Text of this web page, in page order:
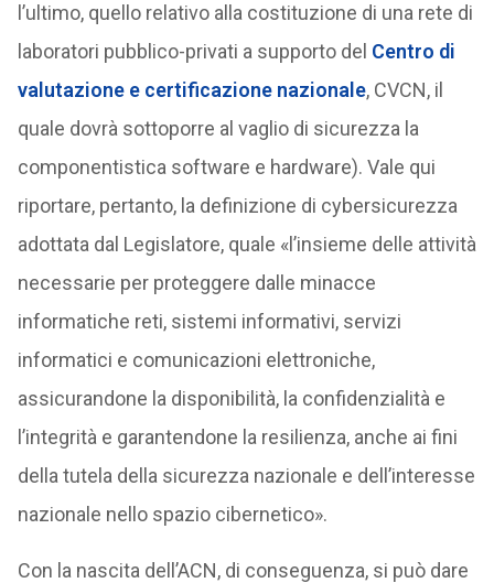
l’ultimo, quello relativo alla costituzione di una rete di
laboratori pubblico-privati a supporto del Centro di
valutazione e certificazione nazionale, CVCN, il
quale dovrà sottoporre al vaglio di sicurezza la
componentistica software e hardware). Vale qui
riportare, pertanto, la definizione di cybersicurezza
adottata dal Legislatore, quale «l’insieme delle attività
necessarie per proteggere dalle minacce
informatiche reti, sistemi informativi, servizi
informatici e comunicazioni elettroniche,
assicurandone la disponibilità, la confidenzialità e
l’integrità e garantendone la resilienza, anche ai fini
della tutela della sicurezza nazionale e dell’interesse
nazionale nello spazio cibernetico».
Con la nascita dell’ACN, di conseguenza, si può dare